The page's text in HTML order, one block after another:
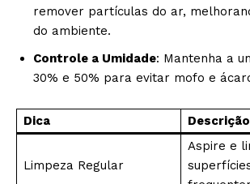
remover partículas do ar,
do ambiente.
Controle a Umidade: Mantenha a
30% e 50% para evitar mofo e
Dica Descrição
Limpeza Regular
Aspire e